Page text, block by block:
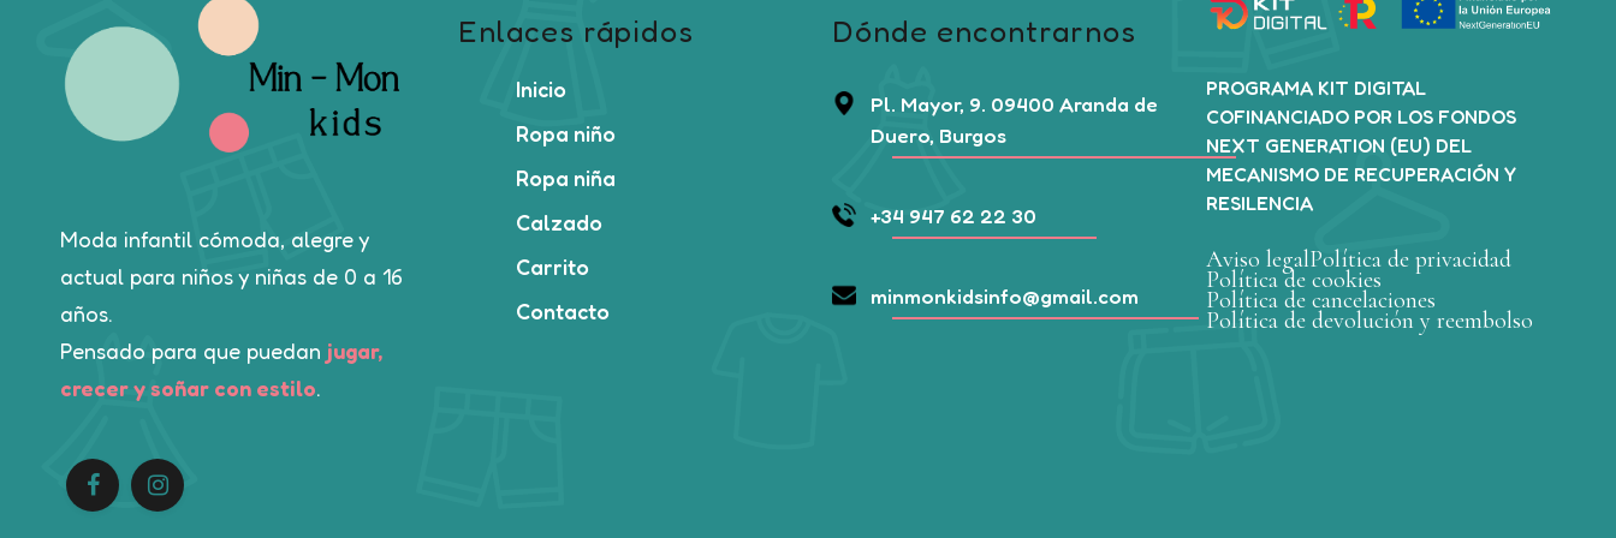
Moda infantil cómoda, alegre y
actual para niños y niñas de 0 a 16
años.
Pensado para que puedan jugar,
crecer y soñar con estilo.
Enlaces rápidos
Inicio
Ropa niño
Ropa niña
Calzado
Carrito
Contacto
Dónde encontrarnos
Pl. Mayor, 9. 09400 Aranda de
Duero, Burgos
+34 947 62 22 30
minmonkidsinfo@gmail.com
PROGRAMA KIT DIGITAL
COFINANCIADO POR LOS FONDOS
NEXT GENERATION (EU) DEL
MECANISMO DE RECUPERACIÓN Y
RESILENCIA
Aviso legalPolítica de privacidad
Política de cookies
Política de cancelaciones
Política de devolución y reembolso